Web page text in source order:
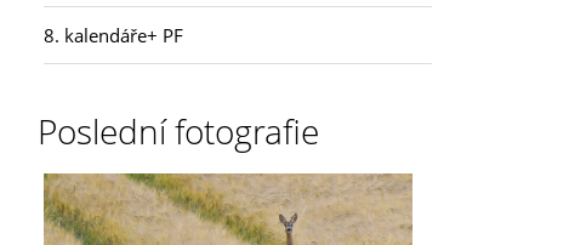
8. kalendáře+ PF
Poslední fotografie